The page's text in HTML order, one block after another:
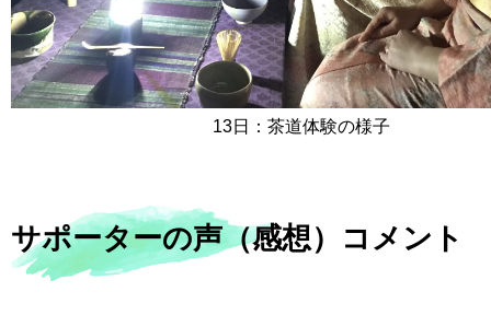
13日：茶道体験の様子
サポーターの声（感想）コメント